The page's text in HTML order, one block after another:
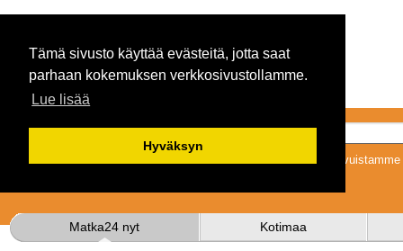
Tämä sivusto käyttää evästeitä, jotta saat
parhaan kokemuksen verkkosivustollamme.
Lue lisää
Hyväksyn
Tykkäämällä
Matka24 nyt Kotimaa